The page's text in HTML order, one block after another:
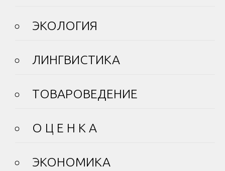
ЭКОЛОГИЯ
ЛИНГВИСТИКА
ТОВАРОВЕДЕНИЕ
О Ц Е Н К А
ЭКОНОМИКА